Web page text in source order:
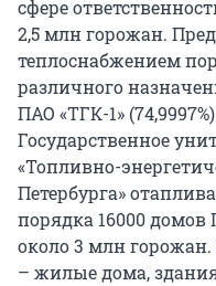
сфере
2,5 млн горожан.
теплоснабжением
различного
ПАО «ТГК-1»
Государственное
«Топливно-
Петербурга»
порядка 16000 домов
около 3 млн
– жилые дома,